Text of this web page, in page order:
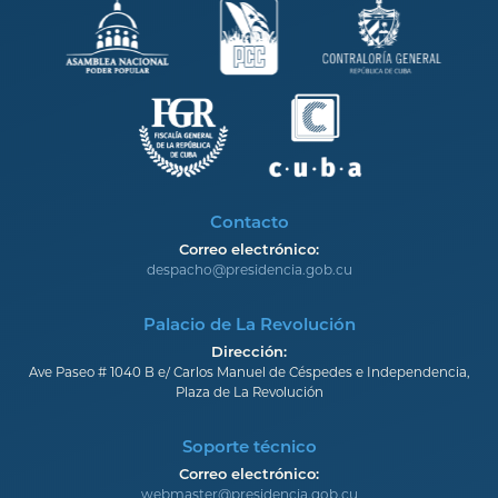
Contacto
Correo electrónico:
despacho@presidencia.gob.cu
Palacio de La Revolución
Dirección:
Ave Paseo # 1040 B e/ Carlos Manuel de Céspedes e Independencia,
Plaza de La Revolución
Soporte técnico
Correo electrónico:
webmaster@presidencia.gob.cu